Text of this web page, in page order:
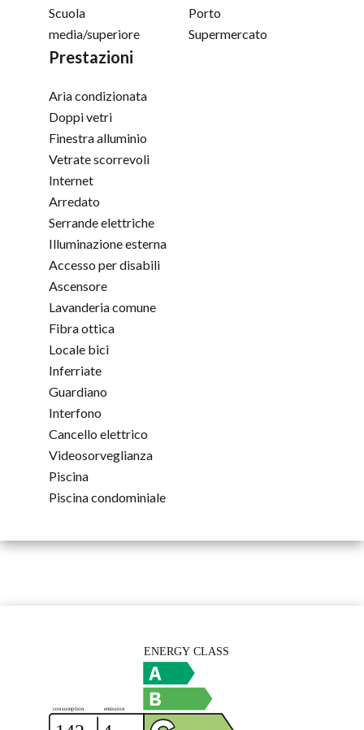
Scuola
media/superiore
Porto
Supermercato
Prestazioni
Aria condizionata
Doppi vetri
Finestra alluminio
Vetrate scorrevoli
Internet
Arredato
Serrande elettriche
Illuminazione esterna
Accesso per disabili
Ascensore
Lavanderia comune
Fibra ottica
Locale bici
Inferriate
Guardiano
Interfono
Cancello elettrico
Videosorveglianza
Piscina
Piscina condominiale